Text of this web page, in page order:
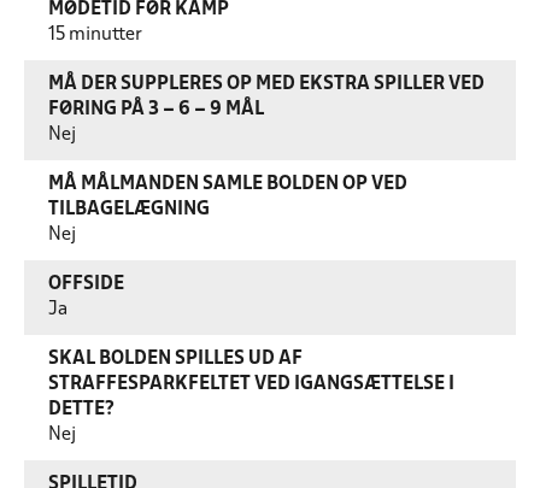
MØDETID FØR KAMP
15 minutter
MÅ DER SUPPLERES OP MED EKSTRA SPILLER VED
FØRING PÅ 3 – 6 – 9 MÅL
Nej
MÅ MÅLMANDEN SAMLE BOLDEN OP VED
TILBAGELÆGNING
Nej
OFFSIDE
Ja
SKAL BOLDEN SPILLES UD AF
STRAFFESPARKFELTET VED IGANGSÆTTELSE I
DETTE?
Nej
SPILLETID